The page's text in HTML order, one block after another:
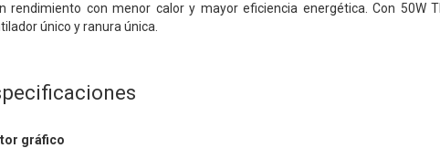
rendimiento con menor calor y mayor eficiencia energética.Con 50W
único y ranura única.
gráfico